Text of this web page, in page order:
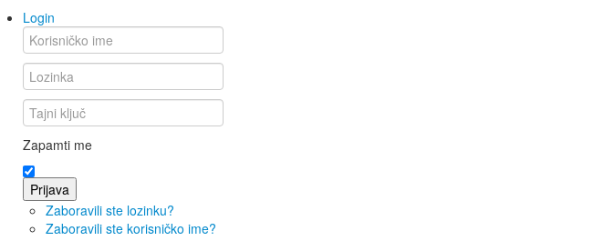
Login
Zapamti me
Prijava
Zaboravili ste lozinku?
Zaboravili ste korisničko ime?